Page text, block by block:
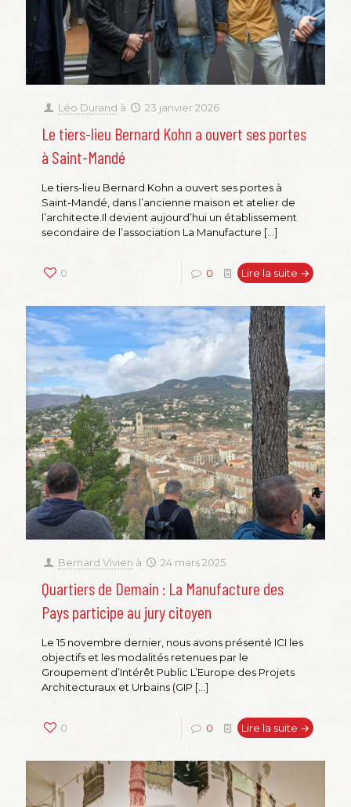
Léo Durand à 23 janvier 2026
Le tiers-lieu Bernard Kohn a ouvert ses portes
à Saint-Mandé
Le tiers-lieu Bernard Kohn a ouvert ses portes à
Saint-Mandé, dans l’ancienne maison et atelier de
l’architecte.Il devient aujourd’hui un établissement
secondaire de l’association La Manufacture […]
0 0 Lire la suite →
Bernard Vivien à 24 mars 2025
Quartiers de Demain : La Manufacture des
Pays participe au jury citoyen
Le 15 novembre dernier, nous avons présenté ICI les
objectifs et les modalités retenues par le
Groupement d’Intérêt Public L’Europe des Projets
Architecturaux et Urbains (GIP […]
0 0 Lire la suite →